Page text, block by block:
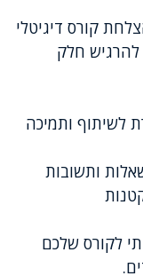
קורס דיגיטלי
חלק
לשיתוף ותמיכה
לקורס שלכם